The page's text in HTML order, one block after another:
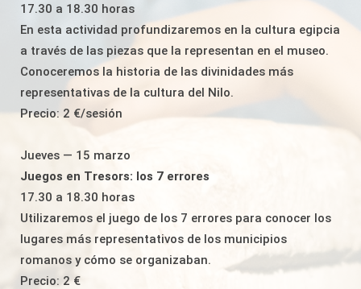
17.30 a 18.30 horas
En esta actividad profundizaremos en la cultura egipcia
a través de las piezas que la representan en el museo.
Conoceremos la historia de las divinidades más
representativas de la cultura del Nilo.
Precio: 2 €/sesión
Jueves — 15 marzo
Juegos en Tresors: los 7 errores
17.30 a 18.30 horas
Utilizaremos el juego de los 7 errores para conocer los
lugares más representativos de los municipios
romanos y cómo se organizaban.
Precio: 2 €